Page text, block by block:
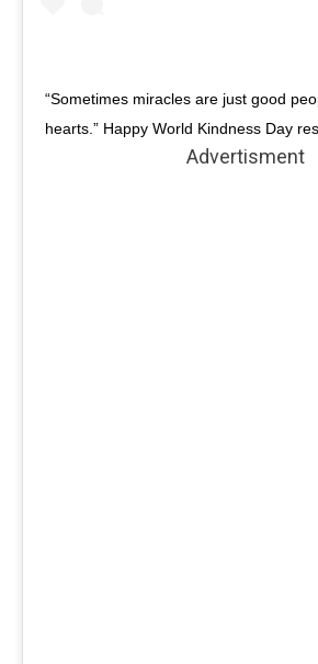
“Sometimes miracles are just good
hearts.” Happy World Kindness Day
Advertisment